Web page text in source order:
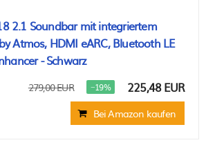
2.1 Soundbar mit integriertem
Atmos, HDMI eARC, Bluetooth LE
- Schwarz
279,00 EUR −19% 225,48 EUR
Bei Amazon kaufen